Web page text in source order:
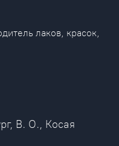
лаков, красок,
В. О., Косая